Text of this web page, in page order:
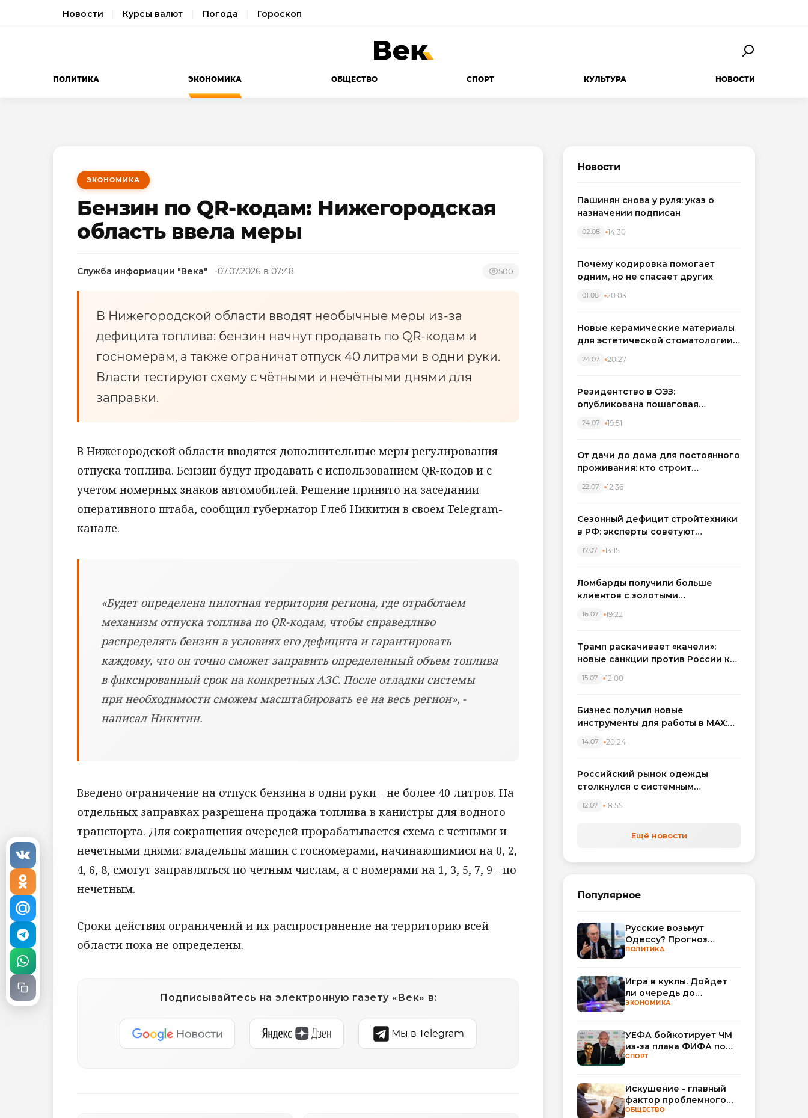
Новости Курсы валют Погода Гороскоп
ПОЛИТИКА ЭКОНОМИКА ОБЩЕСТВО СПОРТ КУЛЬТУРА НОВОСТИ
ЭКОНОМИКА
Бензин по QR-кодам: Нижегородская
область ввела меры
Служба информации "Века" 07.07.2026 в 07:48 500
В Нижегородской области вводят необычные меры из-за
дефицита топлива: бензин начнут продавать по QR-кодам и
госномерам, а также ограничат отпуск 40 литрами в одни руки.
Власти тестируют схему с чётными и нечётными днями для
заправки.
В Нижегородской области вводятся дополнительные меры регулирования
отпуска топлива. Бензин будут продавать с использованием QR-кодов и с
учетом номерных знаков автомобилей. Решение принято на заседании
оперативного штаба, сообщил губернатор Глеб Никитин в своем Telegram-
канале.
«Будет определена пилотная территория региона, где отработаем
механизм отпуска топлива по QR-кодам, чтобы справедливо
распределять бензин в условиях его дефицита и гарантировать
каждому, что он точно сможет заправить определенный объем топлива
в фиксированный срок на конкретных АЗС. После отладки системы
при необходимости сможем масштабировать ее на весь регион», -
написал Никитин.
Введено ограничение на отпуск бензина в одни руки - не более 40 литров. На
отдельных заправках разрешена продажа топлива в канистры для водного
транспорта. Для сокращения очередей прорабатывается схема с четными и
нечетными днями: владельцы машин с госномерами, начинающимися на 0, 2,
4, 6, 8, смогут заправляться по четным числам, а с номерами на 1, 3, 5, 7, 9 - по
нечетным.
Сроки действия ограничений и их распространение на территорию всей
области пока не определены.
Подписывайтесь на электронную газету «Век» в:
Мы в Telegram
Новости
Пашинян снова у руля: указ о
назначении подписан
02.08 14:30
Почему кодировка помогает
одним, но не спасает других
01.08 20:03
Новые керамические материалы
для эстетической стоматологии
24.07 20:27
Резидентство в ОЭЗ:
опубликована пошаговая
налоговых льгот для инвесторов
24.07 19:51
От дачи до дома для постоянного
проживания: кто строит
Западном регионе
22.07 12:36
Сезонный дефицит стройтехники
в РФ: эксперты советуют
17.07 13:15
Ломбарды получили больше
клиентов с золотыми
вырос на фоне подорожания
16.07 19:22
Трамп раскачивает «качели»:
новые санкции против России как
15.07 12:00
Бизнес получил новые
инструменты для работы в MAX:
автоматизируют обработку
14.07 20:24
Российский рынок одежды
столкнулся с системным
12.07 18:55
Ещё новости
Популярное
Русские возьмут
Одессу? Прогноз
Миршаймера
ПОЛИТИКА
Игра в куклы. Дойдет
ли очередь до
Миллера?
ЭКОНОМИКА
УЕФА бойкотирует ЧМ
из-за плана ФИФА по
привлечению частных
СПОРТ
Искушение - главный
фактор проблемного
использования
ОБЩЕСТВО